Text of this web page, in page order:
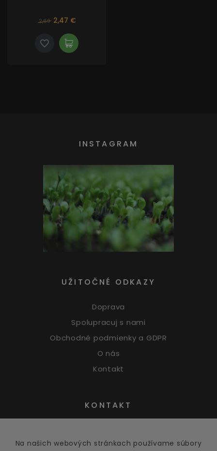
2,69 2,47 €
INSTAGRAM
UŽITOČNÉ ODKAZY
Doprava
Spolupracuj s nami
Obchodné podmienky a GDPR
O nás
Kontakt
KONTAKT
obchod@greens.sk
Na našich webových stránkach používame súbory